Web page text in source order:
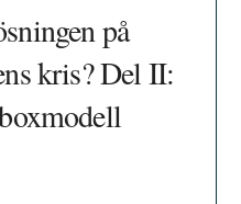
på
kris? Del II: